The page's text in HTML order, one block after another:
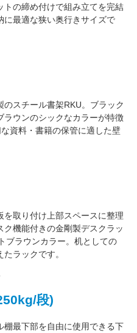
トの締め付けで組み立てを完結
に最適な狭い奥行きサイズで
のスチール書架RKU。ブラック
ラウンのシックなカラーが特徴
資料・書籍の保管に適した壁
を取り付け上部スペースに整理
ク機能付きの金剛製デスクラッ
ブラウンカラー。 机としての
たラックです。
段)
最下部を自由に使用できる下